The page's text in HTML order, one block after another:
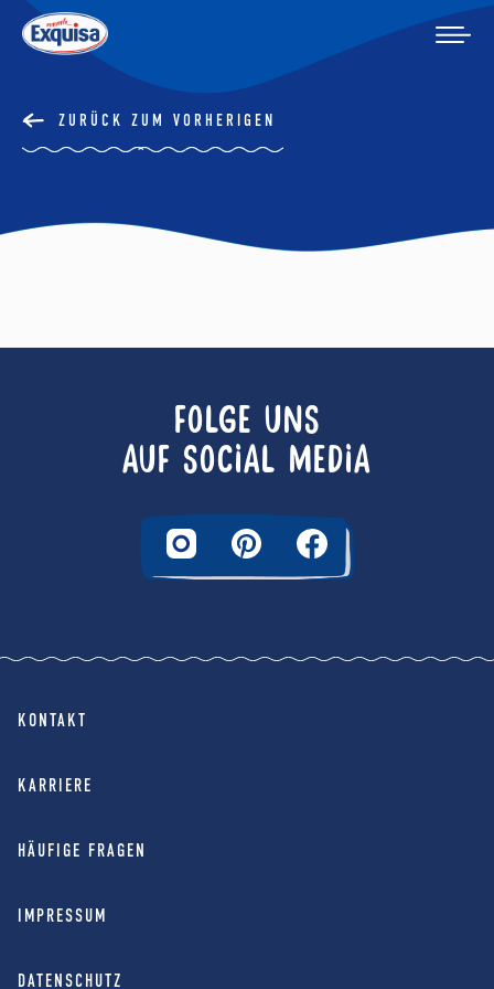
ZURÜCK ZUM VORHERIGEN
FOLGE UNS
AUF SOCIAL MEDIA
KONTAKT
KARRIERE
HÄUFIGE FRAGEN
IMPRESSUM
DATENSCHUTZ